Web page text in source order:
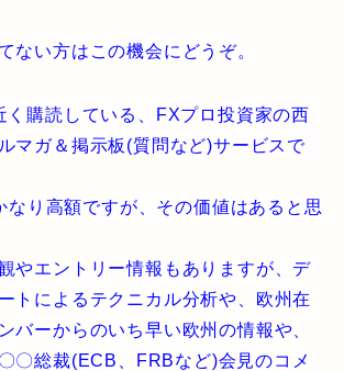
ない方はこの機会にどうぞ。
く購読している、FXプロ投資家の西
マガ＆掲示板(質問など)サービスで
なり高額ですが、その価値はあると思
やエントリー情報もありますが、デ
トによるテクニカル分析や、欧州在
バーからのいち早い欧州の情報や、
〇総裁(ECB、FRBなど)会見のコメ